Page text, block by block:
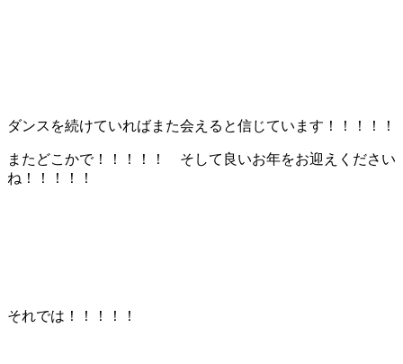
ダンスを続けていればまた会えると信じています！！！！！
またどこかで！！！！！ そして良いお年をお迎えください
ね！！！！！
それでは！！！！！